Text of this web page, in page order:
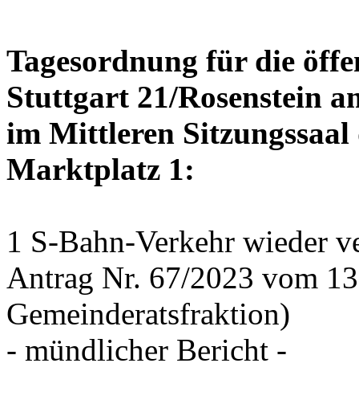
Tagesordnung für die
Stuttgart 21/Rosenstein
im Mittleren Sitzungssaal
Marktplatz 1:
1 S-Bahn-Verkehr wieder
Antrag Nr. 67/2023 vom
Gemeinderatsfraktion)
- mündlicher Bericht -